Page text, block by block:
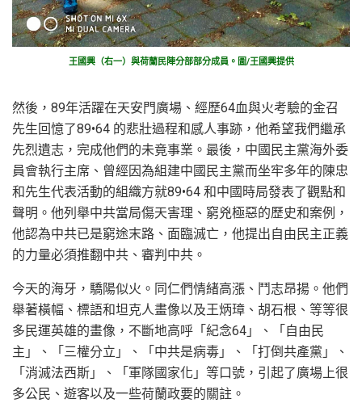
王國興（右一）與荷蘭民陣分部部分成員。圖/王國興提供
然後，89年活躍在天安門廣場、經歷64血與火考驗的金召
先生回憶了89•64 的悲壯過程和感人事跡，他希望我們繼承
先烈遺志，完成他們的未竟事業。最後，中國民主黨海外委
員會執行主席、曾經因為組建中國民主黨而坐牢多年的陳忠
和先生代表活動的組織方就89•64 和中國時局發表了觀點和
聲明。他列舉中共當局傷天害理、窮兇極惡的歷史和案例，
他認為中共已是窮途末路、面臨滅亡，他提出自由民主正義
的力量必須推翻中共、審判中共。
今天的海牙，驕陽似火。同仁們情緒高漲、鬥志昂揚。他們
舉著橫幅、標語和坦克人畫像以及王炳璋、胡石根、等等很
多民運英雄的畫像，不斷地高呼「紀念64」、「自由民
主」、「三權分立」、「中共是病毒」、「打倒共產黨」、
「消滅法西斯」、「軍隊國家化」等口號，引起了廣場上很
多公民、遊客以及一些荷蘭政要的關註。